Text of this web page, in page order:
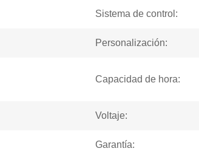
Sistema de control:
Personalización:
Capacidad de hora:
Voltaje:
Garantía: